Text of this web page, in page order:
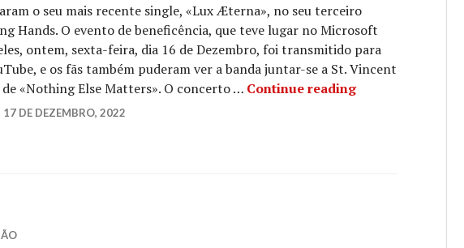
o seu mais recente single, «Lux Æterna», no seu terceiro
Hands. O evento de beneficência, que teve lugar no Microsoft
ontem, sexta-feira, dia 16 de Dezembro, foi transmitido para
e os fãs também puderam ver a banda juntar-se a St. Vincent
«Nothing Else Matters». O concerto … Continue readingVê os
17 DE DEZEMBRO, 2022